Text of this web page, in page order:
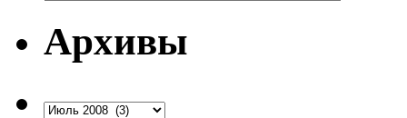
Архивы